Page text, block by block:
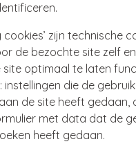
cookies’ zijn technische
de bezochte site zelf
site optimaal te laten
instellingen die de
de site heeft gedaan,
met data dat de
heeft gedaan.